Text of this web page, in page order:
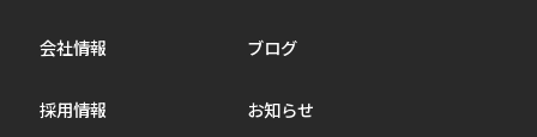
会社情報 ブログ
採用情報 お知らせ